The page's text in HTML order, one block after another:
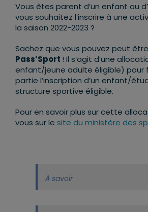
Vous êtes parent d’un enfant ou
vous souhaitez l’inscrire à une
la saison 2022-2023 ?
Sachez que vous pouvez peut
Pass’Sport ! Il s’agit d’une
enfant/jeune adulte éligible) pour
partie l’inscription d’un enfant/
structure sportive éligible.
Pour en savoir plus sur cette
vous sur le site du ministère des
À savoir